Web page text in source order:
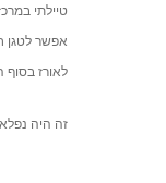
טיילתי
אפשר לטגן
לאורז בסוף
זה היה